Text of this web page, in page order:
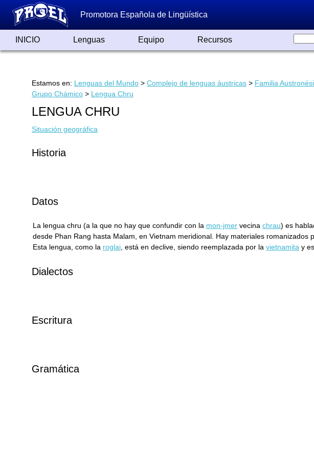
Promotora Española de Lingüística
INICIO Lenguas Equipo Recursos
Estamos en: Lenguas del Mundo > Complejo de lenguas áustricas > Familia
Grupo Chámico > Lengua Chru
LENGUA CHRU
Situación geográfica
Historia
Datos
La lengua chru (a la que no hay que confundir con la mon-jmer vecina chrau) es
desde Phan Rang hasta Malam, en Vietnam meridional. Hay materiales romanizados
Esta lengua, como la roglai , está en declive, siendo reemplazada por la vietnamita y
Dialectos
Escritura
Gramática